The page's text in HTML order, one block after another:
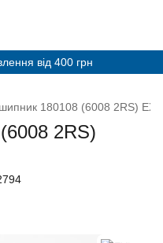
від 400 грн
180108 (6008 2RS) EXL
2RS)